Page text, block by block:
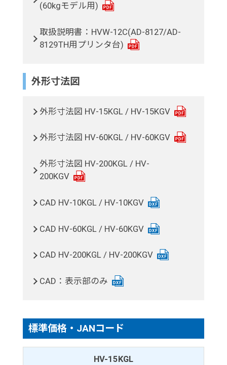
(60kgモデル用)
取扱説明書：HVW-12C(AD-8127/AD-
8129TH用プリンタ台)
外形寸法図
外形寸法図 HV-15KGL / HV-15KGV
外形寸法図 HV-60KGL / HV-60KGV
外形寸法図 HV-200KGL / HV-
200KGV
CAD HV-10KGL / HV-10KGV
CAD HV-60KGL / HV-60KGV
CAD HV-200KGL / HV-200KGV
CAD：表示部のみ
標準価格・JANコード
HV-15KGL